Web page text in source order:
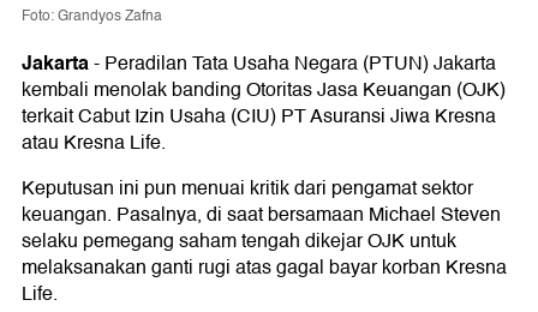
Foto: Grandyos Zafna
Jakarta-Peradilan Tata Usaha Negara (PTUN) Jakarta
kembali menolak banding Otoritas Jasa Keuangan (OJK)
terkait Cabut Izin Usaha (CIU) PT Asuransi Jiwa Kresna
atau Kresna Life.
Keputusan ini pun menuai kritik dari pengamat sektor
keuangan. Pasalnya, di saat bersamaan Michael Steven
selaku pemegang saham tengah dikejar OJK untuk
melaksanakan ganti rugi atas gagal bayar korban Kresna
Life.